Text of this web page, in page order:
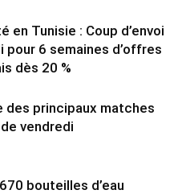
en Tunisie : Coup d’envoi
pour 6 semaines d’offres
dès 20 %
des principaux matches
vendredi
bouteilles d’eau